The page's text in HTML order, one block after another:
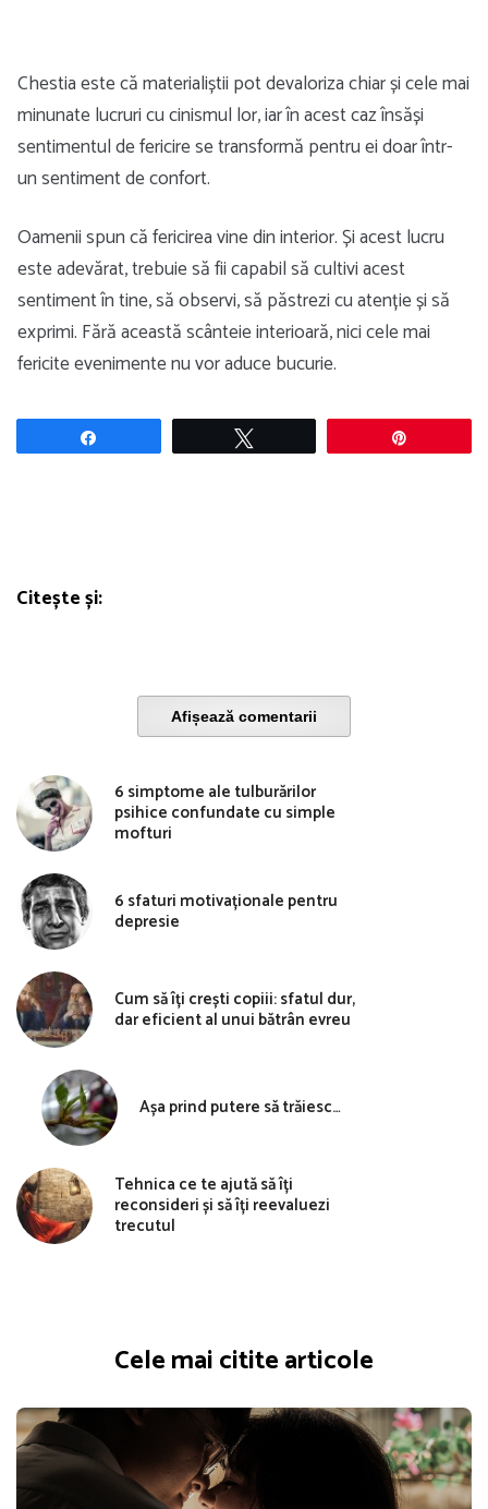
Chestia este că materialiștii pot devaloriza chiar și cele mai
minunate lucruri cu cinismul lor, iar în acest caz însăși
sentimentul de fericire se transformă pentru ei doar într-
un sentiment de confort.
Oamenii spun că fericirea vine din interior. Și acest lucru
este adevărat, trebuie să fii capabil să cultivi acest
sentiment în tine, să observi, să păstrezi cu atenție și să
exprimi. Fără această scânteie interioară, nici cele mai
fericite evenimente nu vor aduce bucurie.
Citește și:
Afișează comentarii
6 simptome ale tulburărilor
psihice confundate cu simple
mofturi
6 sfaturi motivaționale pentru
depresie
Cum să îți crești copiii: sfatul dur,
dar eficient al unui bătrân evreu
Așa prind putere să trăiesc…
Tehnica ce te ajută să îți
reconsideri și să îți reevaluezi
trecutul
Cele mai citite articole